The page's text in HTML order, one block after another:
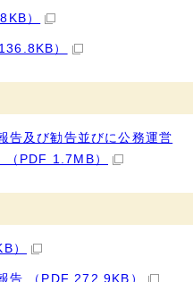
）
）
告及び勧告並びに公務運営
（PDF 1.7MB）
）
告 （PDF 272.9KB）